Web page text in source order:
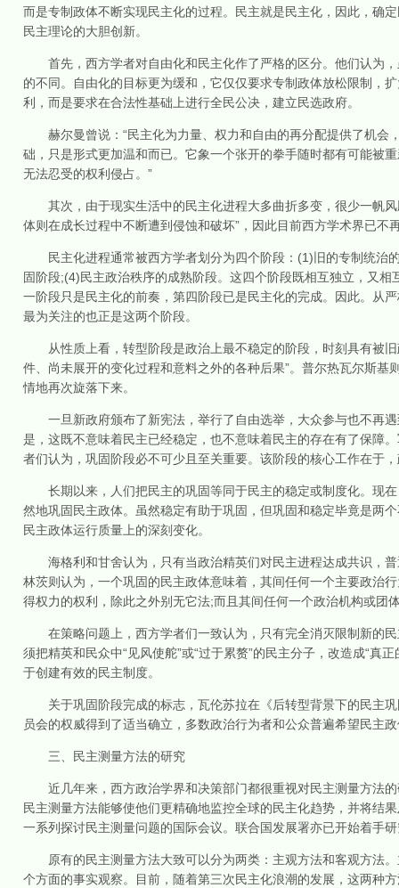
而是专制政体不断实现民主化的过程。民主就是民主化，因此，确
民主理论的大胆创新。
首先，西方学者对自由化和民主化作了严格的区分。他们认为，
的不同。自由化的目标更为缓和，它仅仅要求专制政体放松限制，
利，而是要求在合法性基础上进行全民公决，建立民选政府。
赫尔曼曾说：“民主化为力量、权力和自由的再分配提供了机会
础，只是形式更加温和而已。它象一个张开的拳手随时都有可能被
无法忍受的权利侵占。”
其次，由于现实生活中的民主化进程大多曲折多变，很少一帆风
体则在成长过程中不断遭到侵蚀和破坏”，因此目前西方学术界已
民主化进程通常被西方学者划分为四个阶段：(1)旧的专制统治
固阶段;(4)民主政治秩序的成熟阶段。这四个阶段既相互独立，又
一阶段只是民主化的前奏，第四阶段已是民主化的完成。因此。从
最为关注的也正是这两个阶段。
从性质上看，转型阶段是政治上最不稳定的阶段，时刻具有被旧
件、尚未展开的变化过程和意料之外的各种后果”。普尔热瓦尔斯
情地再次旋落下来。
一旦新政府颁布了新宪法，举行了自由选举，大众参与也不再遇
是，这既不意味着民主已经稳定，也不意味着民主的存在有了保障
者们认为，巩固阶段必不可少且至关重要。该阶段的核心工作在于
长期以来，人们把民主的巩固等同于民主的稳定或制度化。现在
然地巩固民主政体。虽然稳定有助于巩固，但巩固和稳定毕竟是两
民主政体运行质量上的深刻变化。
海格利和甘舍认为，只有当政治精英们对民主进程达成共识，普
林茨则认为，一个巩固的民主政体意味着，其间任何一个主要政治
得权力的权利，除此之外别无它法;而且其间任何一个政治机构或团
在策略问题上，西方学者们一致认为，只有完全消灭限制新的民
须把精英和民众中“见风使舵”或“过于累赘”的民主分子，改造成“真
于创建有效的民主制度。
关于巩固阶段完成的标志，瓦伦苏拉在《后转型背景下的民主巩
员会的权威得到了适当确立，多数政治行为者和公众普遍希望民主
三、民主测量方法的研究
近几年来，西方政治学界和决策部门都很重视对民主测量方法的
民主测量方法能够使他们更精确地监控全球的民主化趋势，并将结
一系列探讨民主测量问题的国际会议。联合国发展署亦已开始着手
原有的民主测量方法大致可以分为两类：主观方法和客观方法。
个方面的事实观察。目前，随着第三次民主化浪潮的发展，这两种